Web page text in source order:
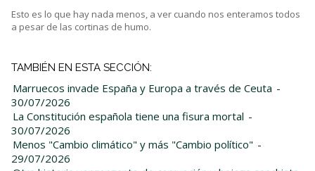
Esto es lo que hay nada menos, a ver cuando nos enteramos todos
a pesar de las cortinas de humo.
TAMBIÉN EN ESTA SECCIÓN:
Marruecos invade España y Europa a través de Ceuta -
30/07/2026
La Constitución española tiene una fisura mortal -
30/07/2026
Menos "Cambio climático" y más "Cambio político" -
29/07/2026